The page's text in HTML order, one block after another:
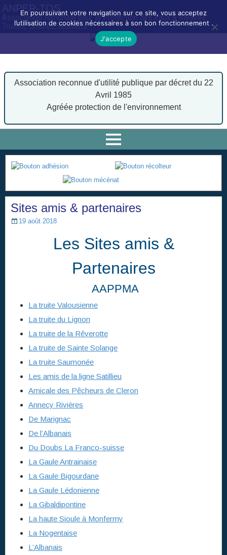
ANPER-TOS
Association Nationale pour la Protection des Eaux & Rivières
Truites, Ombres,Saumons
Association reconnue d'utilité publique par décret du 22
Avril 1985
Agréée protection de l'environnement
Sites amis & partenaires
19 août 2018
Les Sites amis &
Partenaires
AAPPMA
La truite Valousienne
La truite du Lignon
La truite de la Rêverotte
La truite de Sainte Solange
La truite Saumonée
Les amis de la ligne Satillieu
Amicale des Pêcheurs de Cleron
Annecy Rivières
De Marignac
De l’Albanais
Du Doubs La Franco-suisse
La Gaule Antrainaise
La Gaule Bigourdane
La Gaule Lédonienne
La Gibaldipontine
La haute Sioule à Monfermy
La Nogentaise
L’Albanais
En poursuivant votre navigation sur ce site, vous acceptez
l’utilisation de cookies nécessaires à son bon fonctionnement .
J'accepte